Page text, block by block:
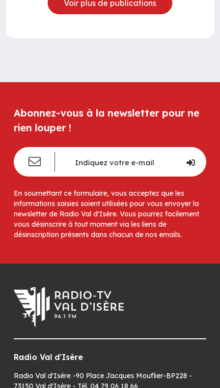
Voir plus de publications
Abonnez-vous à la newsletter pour ne
rien louper !
En soumettant ce formulaire, vous acceptez que les
informations saisies soient utilisées pour vous envoyer la
newsletter de Radio Val d'Isère. Vous pourrez facilement
vous désinscrire à tout moment via les liens de
désinscription présents dans chacun de nos emails.
Radio Val d'Isère
Radio Val d'Isère -90 Place Jacques Mouflier-BP228 -
73150 Val d'Isère - Tél. 04 79 06 18 66